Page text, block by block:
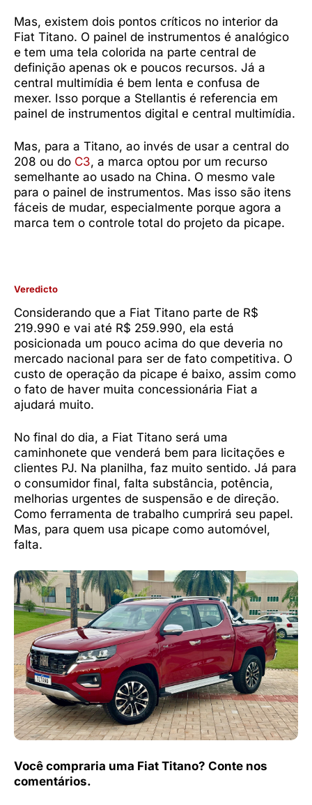
Mas, existem dois pontos críticos no interior da
Fiat Titano. O painel de instrumentos é analógico
e tem uma tela colorida na parte central de
definição apenas ok e poucos recursos. Já a
central multimídia é bem lenta e confusa de
mexer. Isso porque a Stellantis é referencia em
painel de instrumentos digital e central multimídia.
Mas, para a Titano, ao invés de usar a central do
208 ou do C3, a marca optou por um recurso
semelhante ao usado na China. O mesmo vale
para o painel de instrumentos. Mas isso são itens
fáceis de mudar, especialmente porque agora a
marca tem o controle total do projeto da picape.
Veredicto
Considerando que a Fiat Titano parte de R$
219.990 e vai até R$ 259.990, ela está
posicionada um pouco acima do que deveria no
mercado nacional para ser de fato competitiva. O
custo de operação da picape é baixo, assim como
o fato de haver muita concessionária Fiat a
ajudará muito.
No final do dia, a Fiat Titano será uma
caminhonete que venderá bem para licitações e
clientes PJ. Na planilha, faz muito sentido. Já para
o consumidor final, falta substância, potência,
melhorias urgentes de suspensão e de direção.
Como ferramenta de trabalho cumprirá seu papel.
Mas, para quem usa picape como automóvel,
falta.
Você compraria uma Fiat Titano? Conte nos
comentários.